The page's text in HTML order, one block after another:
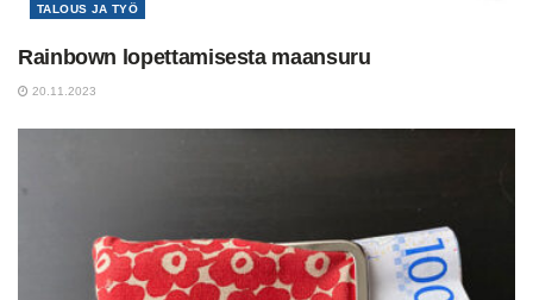
TALOUS JA TYÖ
Rainbown lopettamisesta maansuru
20.11.2023